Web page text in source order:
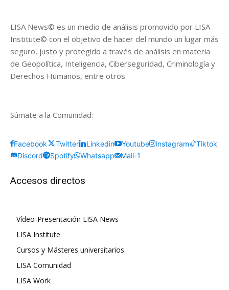
LISA News© es un medio de análisis promovido por LISA
Institute© con el objetivo de hacer del mundo un lugar más
seguro, justo y protegido a través de análisis en materia
de Geopolítica, Inteligencia, Ciberseguridad, Criminología y
Derechos Humanos, entre otros.
Súmate a la Comunidad:
Facebook Twitter Linkedin Youtube Instagram
Tiktok
Discord
Spotify Whatsapp Mail-1
Accesos directos
Vídeo-Presentación LISA News
LISA Institute
Cursos y Másteres universitarios
LISA Comunidad
LISA Work